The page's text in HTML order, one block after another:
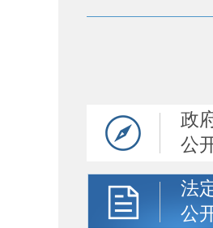
政
公
法
公